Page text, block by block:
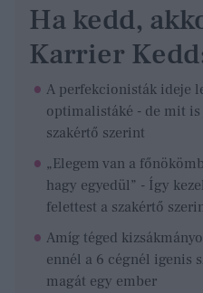
Ha kedd,
Karrier
A perfekcionisták ideje
optimalistáké - de mit is
szakértő szerint
„Elegem van a
hagy egyedül” - Így
felettest a szakértő
Amíg téged
ennél a 6 cégnél igenis
magát egy ember